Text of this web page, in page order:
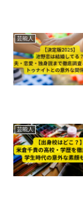
芸能人
芸能人